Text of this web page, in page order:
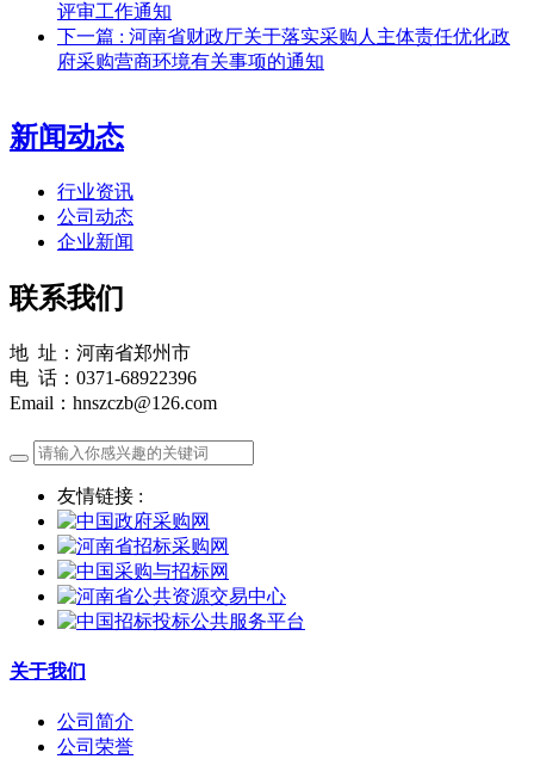
评审工作通知
下一篇 : 河南省财政厅关于落实采购人主体责任优化政
府采购营商环境有关事项的通知
新闻动态
行业资讯
公司动态
企业新闻
联系我们
地 址：河南省郑州市
电 话：0371-68922396
Email：hnszczb@126.com
友情链接 :
关于我们
公司简介
公司荣誉